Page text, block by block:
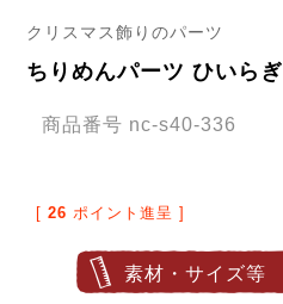
クリスマス飾りのパーツ
ちりめんパーツ ひいらぎ
商品番号 nc-s40-336
[ 26 ポイント進呈 ]
素材・サイズ等